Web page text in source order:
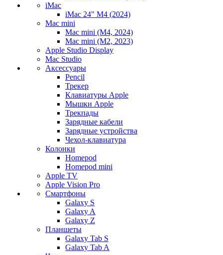
iMac
iMac 24" M4 (2024)
Mac mini
Mac mini (M4, 2024)
Mac mini (M2, 2023)
Apple Studio Display
Mac Studio
Аксессуары
Pencil
Трекер
Клавиатуры Apple
Мышки Apple
Трекпады
Зарядные кабели
Зарядные устройства
Чехол-клавиатура
Колонки
Homepod
Homepod mini
Apple TV
Apple Vision Pro
Смартфоны
Galaxy S
Galaxy A
Galaxy Z
Планшеты
Galaxy Tab S
Galaxy Tab A